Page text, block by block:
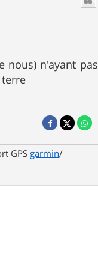
nous) n'ayant pas
GPS garmin/